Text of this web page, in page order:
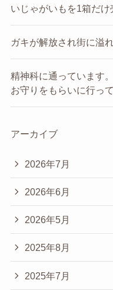
いじゃがいもを1箱だ
ガキが解放され街に溢
精神科に通っています
お守りをもらいに行って
アーカイブ
2026年7月
2026年6月
2026年5月
2025年8月
2025年7月